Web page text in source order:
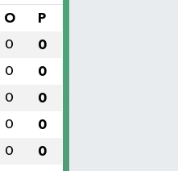
O P
0 0
0 0
0 0
0 0
0 0